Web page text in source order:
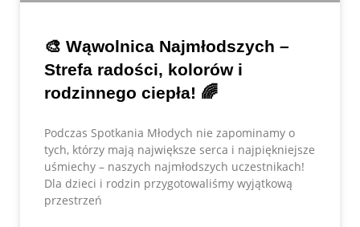
🎨 Wąwolnica Najmłodszych –
Strefa radości, kolorów i
rodzinnego ciepła! 🌈
Podczas Spotkania Młodych nie zapominamy o
tych, którzy mają największe serca i najpiękniejsze
uśmiechy – naszych najmłodszych uczestnikach!
Dla dzieci i rodzin przygotowaliśmy wyjątkową
przestrzeń